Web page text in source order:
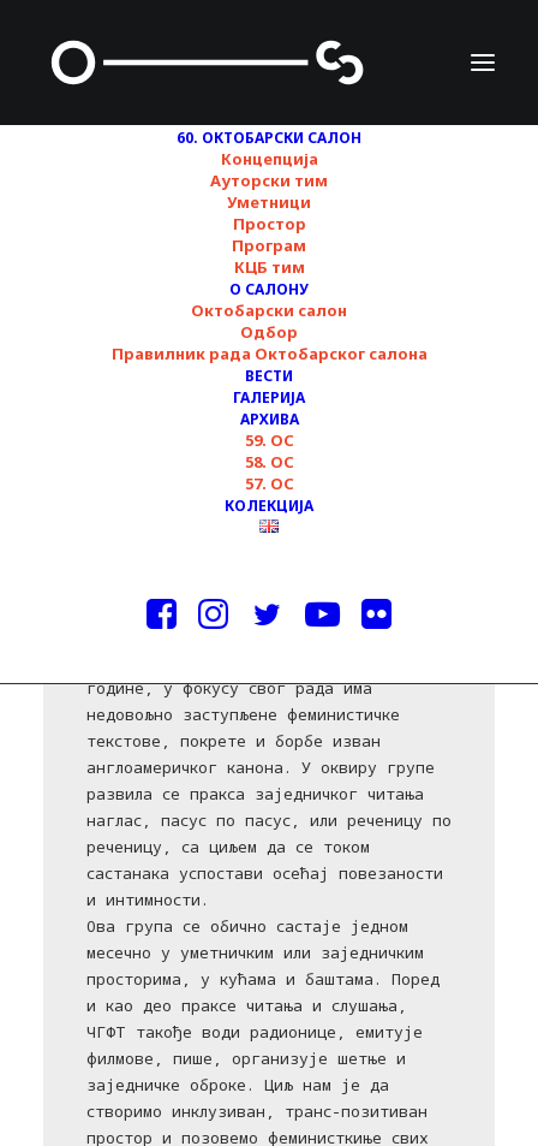
60. ОКТОБАРСКИ САЛОН
Концепција
Ауторски тим
Уметници
Простор
Програм
КЦБ тим
О САЛОНУ
Октобарски салон
Одбор
Правилник рада Октобарског салона
ВЕСТИ
ГАЛЕРИЈА
АРХИВА
59. ОС
58. ОС
57. ОС
КОЛЕКЦИЈА
Читалачка група за
феминистичко трајање
Читалачка група за феминистичко
године, у фокусу свог рада има
недовољно заступљене феминистичке
текстове, покрете и борбе изван
англоамеричког канона. У оквиру групе
развила се пракса заједничког читања
наглас, пасус по пасус, или реченицу по
реченицу, са циљем да се током
састанака успостави осећај повезаности
и интимности.
Ова група се обично састаје једном
месечно у уметничким или заједничким
просторима, у кућама и баштама. Поред
и као део праксе читања и слушања,
ЧГФТ такође води радионице, емитује
филмове, пише, организује шетње и
заједничке оброке. Циљ нам је да
створимо инклузиван, транс-позитиван
простор и позовемо феминисткиње свих